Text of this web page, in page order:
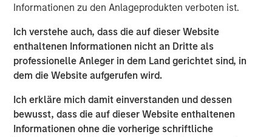
Informationen zu den Anlageprodukten verboten ist.
Ich verstehe auch, dass die auf dieser Website
enthaltenen Informationen nicht an Dritte als
professionelle Anleger in dem Land gerichtet sind, in
dem die Website aufgerufen wird.
Ich erkläre mich damit einverstanden und dessen
bewusst, dass die auf dieser Website enthaltenen
Informationen ohne die vorherige schriftliche
Gewinne der Schwellenländeranleihen
machten im März angesichts der Volatilität
durch den Irankonflikt eine Kehrtwende
Abbildung 1